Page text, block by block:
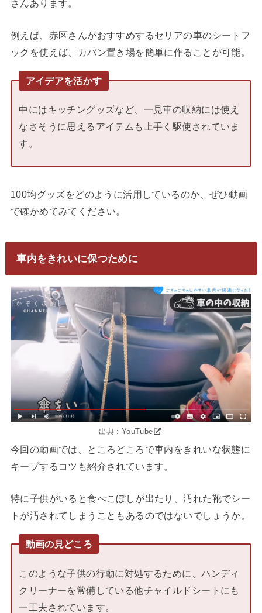
さんあります。
例えば、赤区さんがおすすめするセリアの車のシートフ
ックを使えば、カバン置き場を簡単に作ることが可能。
アイデアを活かす
中にはキッチングッズなど、一見車の収納には使え
なさそうに思えるアイテムも上手く駆使されていま
す。
100均グッズをどのように活用しているのか、ぜひ動画
で確かめてみてください。
車内をきれいに保つために
出典 :YouTube
今回の動画では、ところどころで車内をきれいな状態に
キープするコツも紹介されています。
特に子供がいると食べこぼしが出たり、汚れた靴でシー
トが汚されてしまうこともあるのではないでしょうか。
動画の見どころ
このような子供の行動に対処するために、ハンディ
クリーナーを常備している他チャイルドシートにも
一工夫されています。